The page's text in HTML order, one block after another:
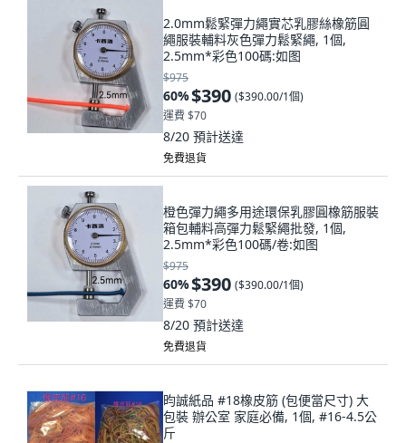
2.0mm鬆緊彈力繩實芯乳膠絲橡筋圓
繩服裝輔料灰色彈力鬆緊繩, 1個,
2.5mm*彩色100碼:如图
$975
60%$390 ($390.00/1個)
運費 $70
8/20 預計送達
免費退貨
橙色彈力繩多用途環保乳膠圓橡筋服裝
箱包輔料高彈力鬆緊繩批發, 1個,
2.5mm*彩色100碼/卷:如图
$975
60%$390 ($390.00/1個)
運費 $70
8/20 預計送達
免費退貨
昀誠紙品 #18橡皮筋 (包便當尺寸) 大
包裝 辦公室 家庭必備, 1個, #16-4.5公
斤